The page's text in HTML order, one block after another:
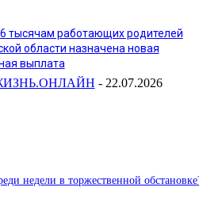
тысячам работающих родителей
области назначена новая
выплата
- 22.07.2026
недели в торжественной